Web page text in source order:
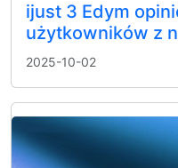
ijust 3 Edym
użytkowników z
2025-10-02